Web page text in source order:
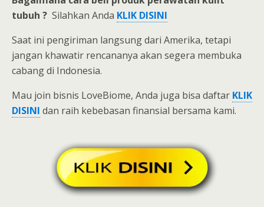
tubuh ? Silahkan Anda KLIK DISINI
Saat ini pengiriman langsung dari Amerika, tetapi
jangan khawatir rencananya akan segera membuka
cabang di Indonesia.
Mau join bisnis LoveBiome, Anda juga bisa daftar KLIK
DISINI dan raih kebebasan finansial bersama kami.